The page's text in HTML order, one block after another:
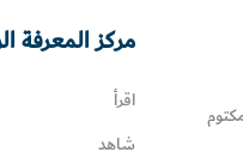
مركز المعرفة
اقرأ
شاهد